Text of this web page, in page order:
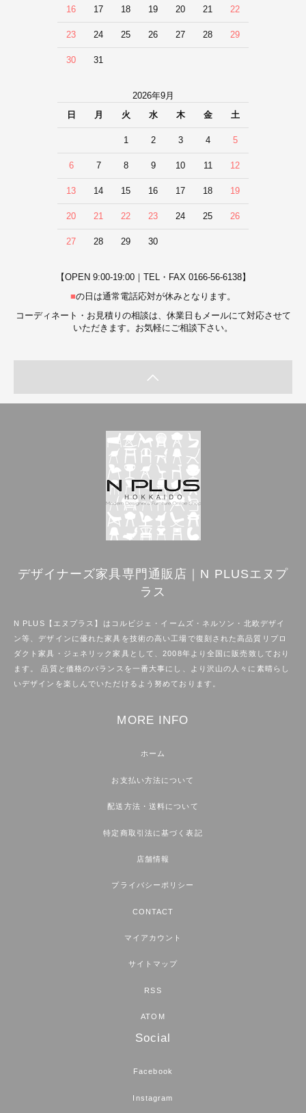
16 17 18 19 20 21 22
23 24 25 26 27 28 29
30 31
2026年9月
日
月 火 水 木 金 土
1 2 3 4 5
6 7 8 9 10 11 12
13 14 15 16 17 18 19
20 21 22 23 24 25 26
27 28 29 30
【OPEN 9:00-19:00｜TEL・FAX 0166-56-6138】
■の日は通常電話応対が休みとなります。
コーディネート・お見積りの相談は、休業日もメールにて対応させて
いただきます。お気軽にご相談下さい。
デザイナーズ家具専門通販店｜N PLUSエヌプ
ラス
N PLUS【エヌプラス】はコルビジェ・イームズ・ネルソン・北欧デザイ
ン等、デザインに優れた家具を技術の高い工場で復刻された高品質リプロ
ダクト家具・ジェネリック家具として、2008年より全国に販売致しており
ます。 品質と価格のバランスを一番大事にし、より沢山の人々に素晴らし
いデザインを楽しんでいただけるよう努めております。
MORE INFO
ホーム
お支払い方法について
配送方法・送料について
特定商取引法に基づく表記
店舗情報
プライバシーポリシー
CONTACT
マイアカウント
サイトマップ
RSS
ATOM
Social
Facebook
Instagram